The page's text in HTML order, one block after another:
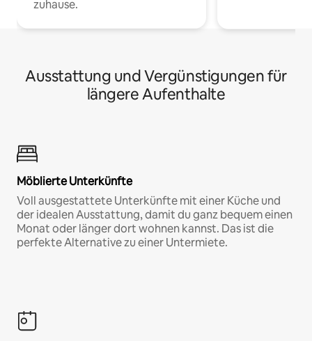
zuhause.
Ausstattung und Vergünstigungen für
längere Aufenthalte
Möblierte Unterkünfte
Voll ausgestattete Unterkünfte mit einer Küche und
der idealen Ausstattung, damit du ganz bequem einen
Monat oder länger dort wohnen kannst. Das ist die
perfekte Alternative zu einer Untermiete.